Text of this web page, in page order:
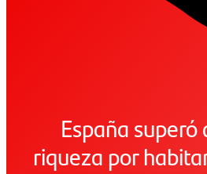
España superó
riqueza por